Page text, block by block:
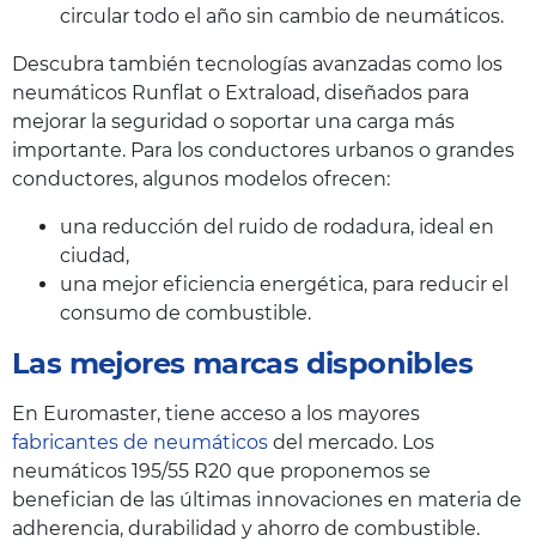
circular todo el año sin cambio de neumáticos.
Descubra también tecnologías avanzadas como los
neumáticos Runflat o Extraload, diseñados para
mejorar la seguridad o soportar una carga más
importante. Para los conductores urbanos o grandes
conductores, algunos modelos ofrecen:
una reducción del ruido de rodadura, ideal en
ciudad,
una mejor eficiencia energética, para reducir el
consumo de combustible.
Las mejores marcas disponibles
En Euromaster, tiene acceso a los mayores
fabricantes de neumáticos del mercado. Los
neumáticos 195/55 R20 que proponemos se
benefician de las últimas innovaciones en materia de
adherencia, durabilidad y ahorro de combustible.